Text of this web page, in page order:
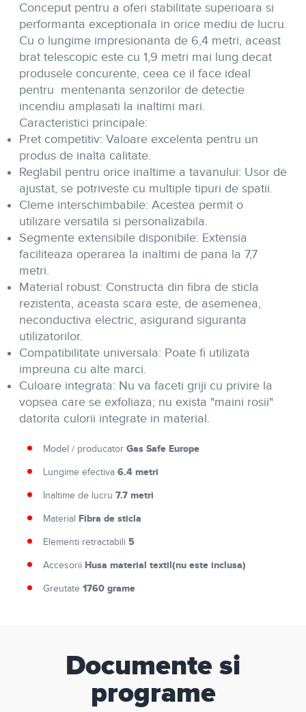
Conceput pentru a oferi stabilitate superioara si
performanta exceptionala in orice mediu de lucru.
Cu o lungime impresionanta de 6,4 metri, aceast
brat telescopic este cu 1,9 metri mai lung decat
produsele concurente, ceea ce il face ideal
pentru mentenanta senzorilor de detectie
incendiu amplasati la inaltimi mari.
Caracteristici principale:
Pret competitiv: Valoare excelenta pentru un
produs de inalta calitate.
Reglabil pentru orice inaltime a tavanului: Usor de
ajustat, se potriveste cu multiple tipuri de spatii.
Cleme interschimbabile: Acestea permit o
utilizare versatila si personalizabila.
Segmente extensibile disponibile: Extensia
faciliteaza operarea la inaltimi de pana la 7,7
metri.
Material robust: Constructa din fibra de sticla
rezistenta, aceasta scara este, de asemenea,
neconductiva electric, asigurand siguranta
utilizatorilor.
Compatibilitate universala: Poate fi utilizata
impreuna cu alte marci.
Culoare integrata: Nu va faceti griji cu privire la
vopsea care se exfoliaza; nu exista "maini rosii"
datorita culorii integrate in material.
Model / producator Gas Safe Europe
Lungime efectiva 6.4 metri
Inaltime de lucru 7.7 metri
Material Fibra de sticla
Elementi retractabili 5
Accesorii Husa material textil(nu este inclusa)
Greutate 1760 grame
Documente si
programe